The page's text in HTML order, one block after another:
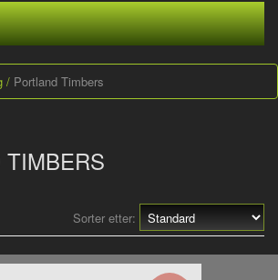
Portland Timbers
TIMBERS
Sorter etter: